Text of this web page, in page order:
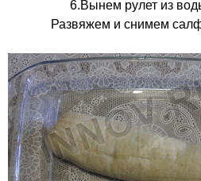
6.Вынем рулет из
Развяжем и снимем